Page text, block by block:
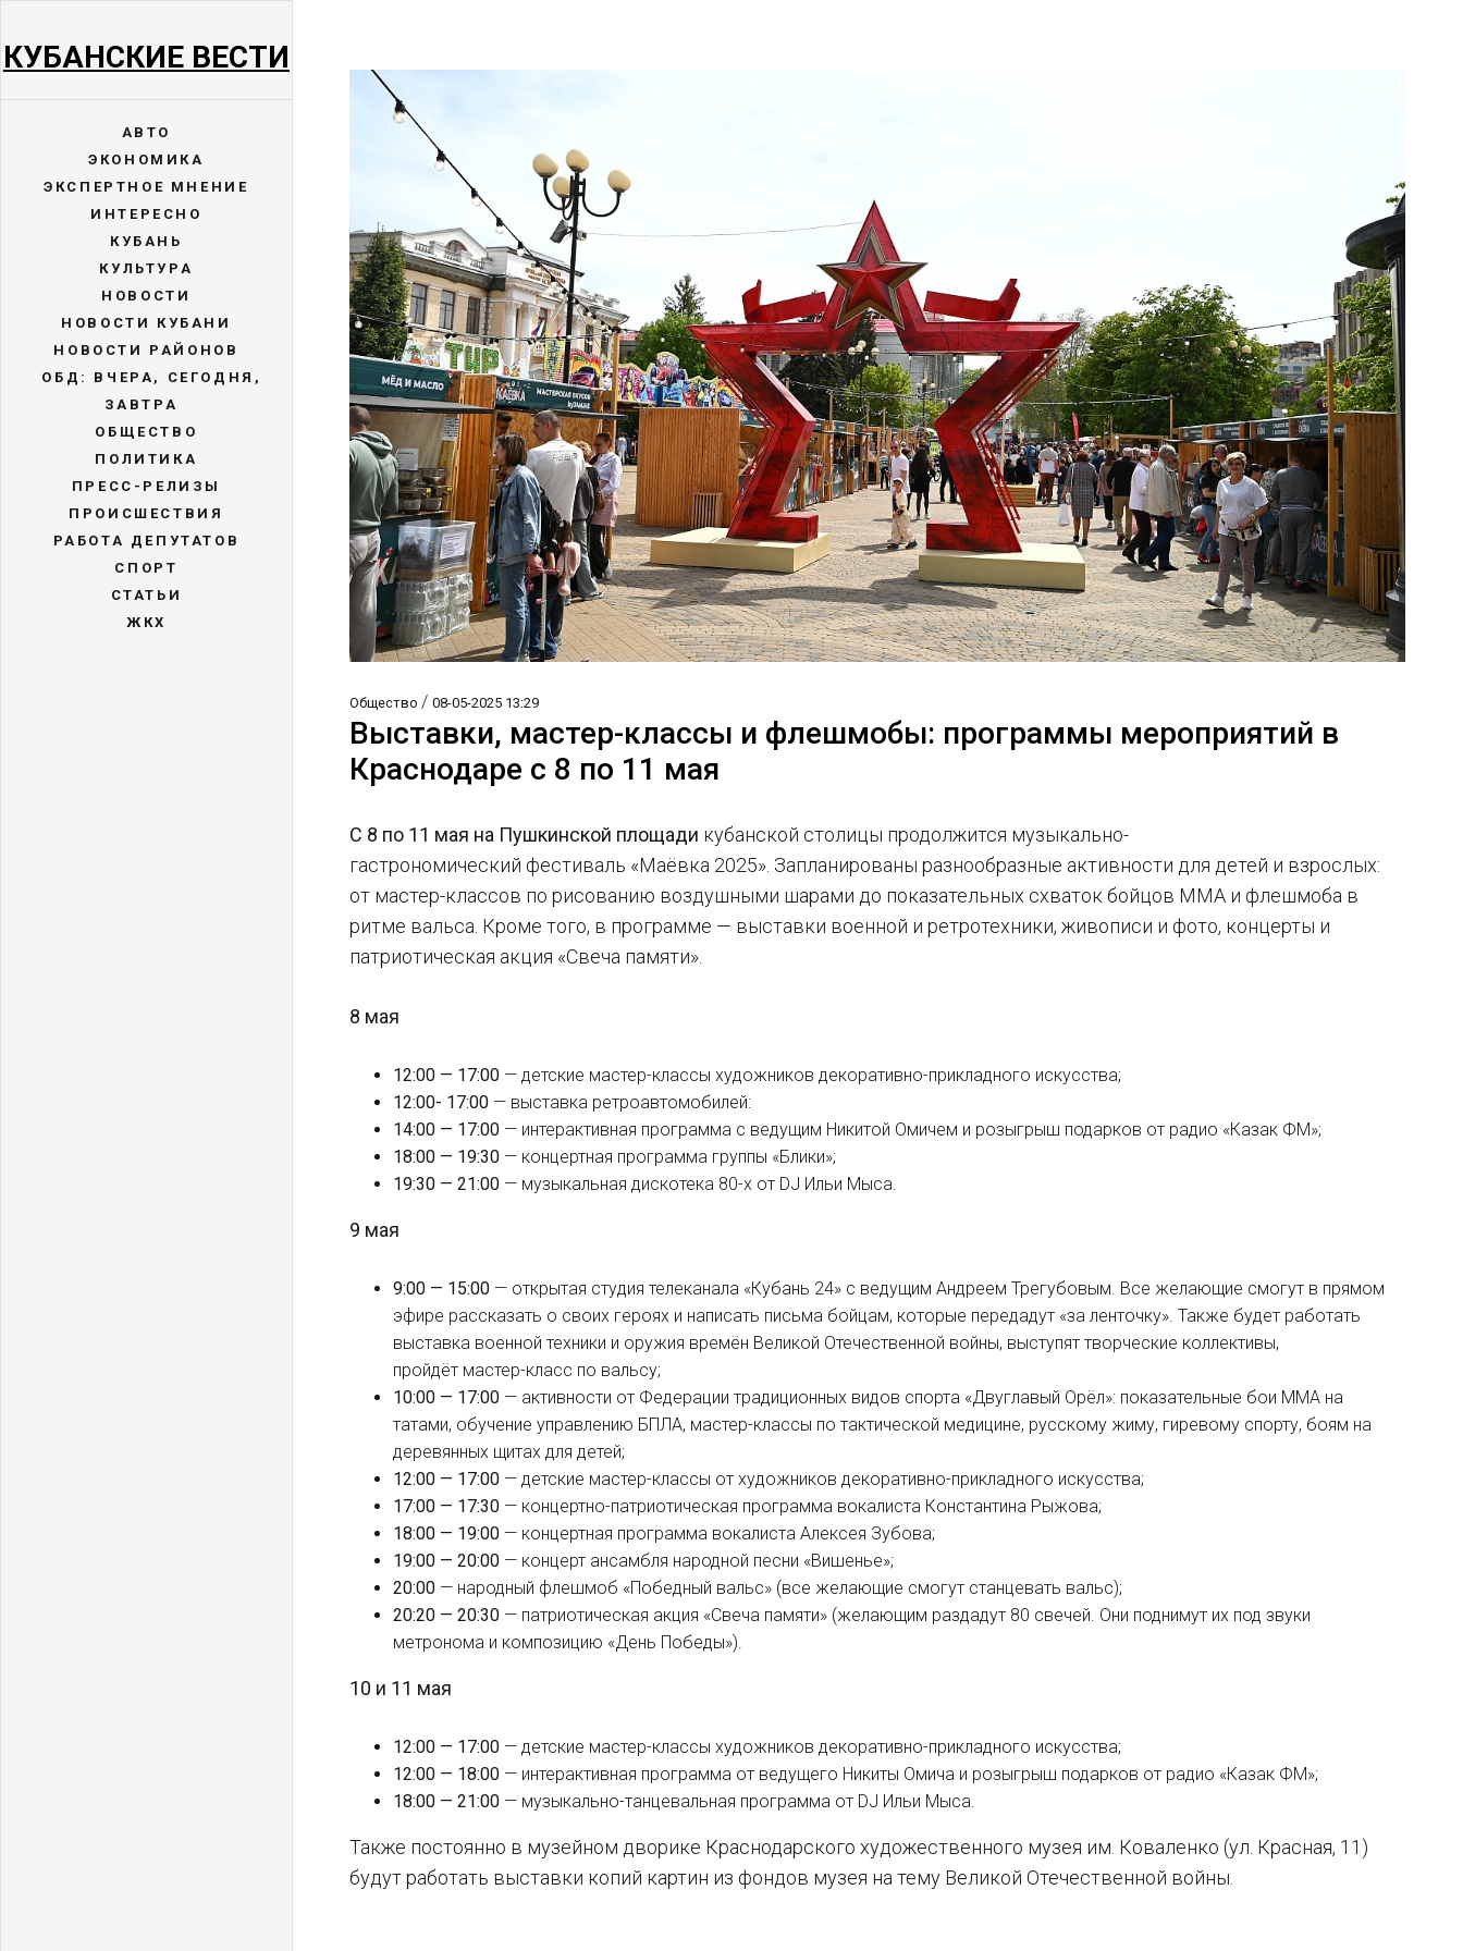
КУБАНСКИЕ ВЕСТИ
АВТО
ЭКОНОМИКА
ЭКСПЕРТНОЕ МНЕНИЕ
ИНТЕРЕСНО
КУБАНЬ
КУЛЬТУРА
НОВОСТИ
НОВОСТИ КУБАНИ
НОВОСТИ РАЙОНОВ
ОБД: ВЧЕРА, СЕГОДНЯ,
ЗАВТРА
ОБЩЕСТВО
ПОЛИТИКА
ПРЕСС-РЕЛИЗЫ
ПРОИСШЕСТВИЯ
РАБОТА ДЕПУТАТОВ
СПОРТ
СТАТЬИ
ЖКХ
Общество /08-05-2025 13:29
Выставки, мастер-классы и флешмобы: программы мероприятий в
Краснодаре с 8 по 11 мая
С 8 по 11 мая на Пушкинской площади кубанской столицы продолжится музыкально-
гастрономический фестиваль «Маёвка 2025». Запланированы разнообразные активности для детей и взрослых:
от мастер-классов по рисованию воздушными шарами до показательных схваток бойцов ММА и флешмоба в
ритме вальса. Кроме того, в программе — выставки военной и ретротехники, живописи и фото, концерты и
патриотическая акция «Свеча памяти».
8 мая
12:00 — 17:00 — детские мастер-классы художников декоративно-прикладного искусства;
12:00- 17:00 — выставка ретроавтомобилей:
14:00 — 17:00 — интерактивная программа с ведущим Никитой Омичем и розыгрыш подарков от радио «Казак ФМ»;
18:00 — 19:30 — концертная программа группы «Блики»;
19:30 — 21:00 — музыкальная дискотека 80-х от DJ Ильи Мыса.
9 мая
9:00 — 15:00 — открытая студия телеканала «Кубань 24» с ведущим Андреем Трегубовым. Все желающие смогут в прямом
эфире рассказать о своих героях и написать письма бойцам, которые передадут «за ленточку». Также будет работать
выставка военной техники и оружия времён Великой Отечественной войны, выступят творческие коллективы,
пройдёт мастер-класс по вальсу;
10:00 — 17:00 — активности от Федерации традиционных видов спорта «Двуглавый Орёл»: показательные бои MMA на
татами, обучение управлению БПЛА, мастер-классы по тактической медицине, русскому жиму, гиревому спорту, боям на
деревянных щитах для детей;
12:00 — 17:00 — детские мастер-классы от художников декоративно-прикладного искусства;
17:00 — 17:30 — концертно-патриотическая программа вокалиста Константина Рыжова;
18:00 — 19:00 — концертная программа вокалиста Алексея Зубова;
19:00 — 20:00 — концерт ансамбля народной песни «Вишенье»;
20:00 — народный флешмоб «Победный вальс» (все желающие смогут станцевать вальс);
20:20 — 20:30 — патриотическая акция «Свеча памяти» (желающим раздадут 80 свечей. Они поднимут их под звуки
метронома и композицию «День Победы»).
10 и 11 мая
12:00 — 17:00 — детские мастер-классы художников декоративно-прикладного искусства;
12:00 — 18:00 — интерактивная программа от ведущего Никиты Омича и розыгрыш подарков от радио «Казак ФМ»;
18:00 — 21:00 — музыкально-танцевальная программа от DJ Ильи Мыса.
Также постоянно в музейном дворике Краснодарского художественного музея им. Коваленко (ул. Красная, 11)
будут работать выставки копий картин из фондов музея на тему Великой Отечественной войны.